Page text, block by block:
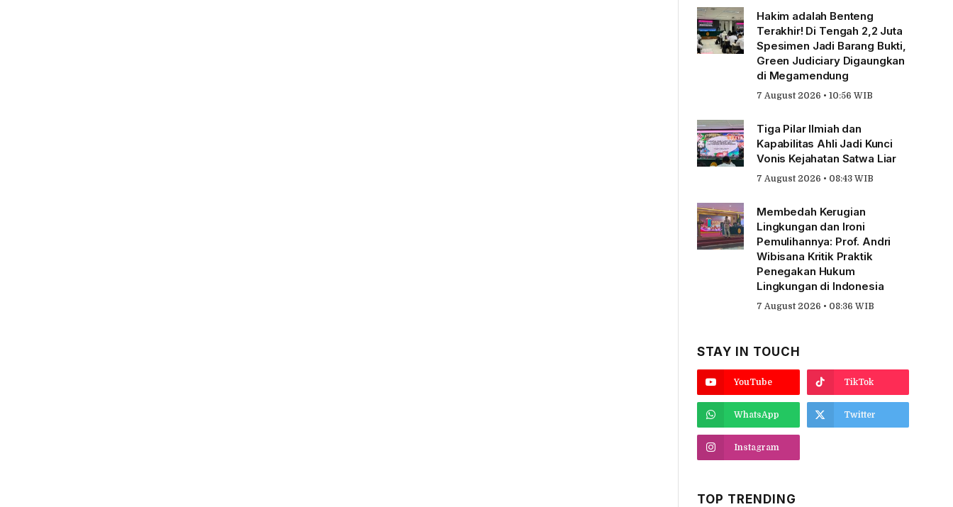
Hakim adalah Benteng
Terakhir! Di Tengah 2,2 Juta
Spesimen Jadi Barang Bukti,
Green Judiciary Digaungkan
di Megamendung
7 August 2026 • 10:56 WIB
Tiga Pilar Ilmiah dan
Kapabilitas Ahli Jadi Kunci
Vonis Kejahatan Satwa Liar
7 August 2026 • 08:43 WIB
Membedah Kerugian
Lingkungan dan Ironi
Pemulihannya: Prof. Andri
Wibisana Kritik Praktik
Penegakan Hukum
Lingkungan di Indonesia
7 August 2026 • 08:36 WIB
STAY IN TOUCH
YouTube TikTok
WhatsApp Twitter
Instagram
TOP TRENDING